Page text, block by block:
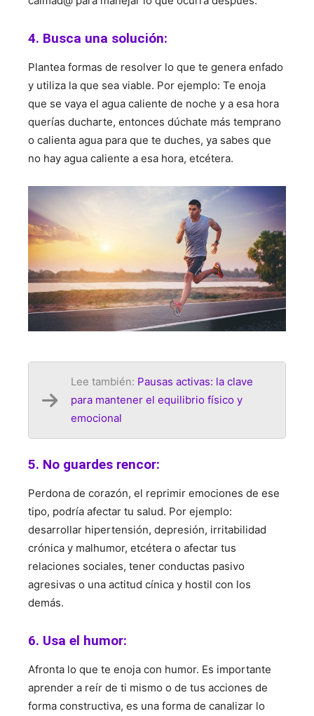
4. Busca una solución:
Plantea formas de resolver lo que te genera enfado
y utiliza la que sea viable. Por ejemplo: Te enoja
que se vaya el agua caliente de noche y a esa hora
querías ducharte, entonces dúchate más temprano
o calienta agua para que te duches, ya sabes que
no hay agua caliente a esa hora, etcétera.
Lee también: Pausas activas: la clave
para mantener el equilibrio físico y
emocional
5. No guardes rencor:
Perdona de corazón, el reprimir emociones de ese
tipo, podría afectar tu salud. Por ejemplo:
desarrollar hipertensión, depresión, irritabilidad
crónica y malhumor, etcétera o afectar tus
relaciones sociales, tener conductas pasivo
agresivas o una actitud cínica y hostil con los
demás.
6. Usa el humor:
Afronta lo que te enoja con humor. Es importante
aprender a reír de ti mismo o de tus acciones de
forma constructiva, es una forma de canalizar lo